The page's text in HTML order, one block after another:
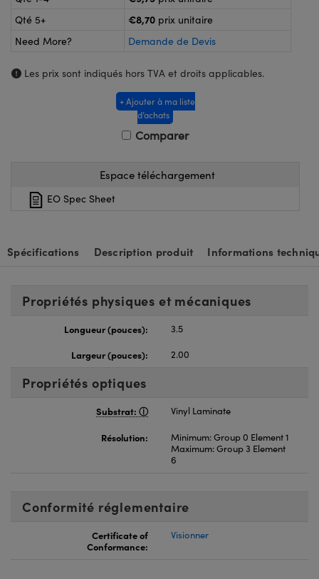
ou Coupleurs
de Poche ou à Mesure Directe
Optiques Lightpath
Labs™
Gratings™
Optiques de SCHOTT
Qté 5+
€8,70 prix unitaire
Need More?
Demande de Devis
Les prix sont indiqués hors TVA et droits applicables.
+ Ajouter à ma liste
d’achats
Comparer
Espace téléchargement
EO Spec Sheet
Spécifications Description produit Informations
Propriétés physiques et mécaniques
Longueur (pouces):
3.5
Largeur (pouces):
2.00
Propriétés optiques
Substrat: Vinyl Laminate
Résolution:
Minimum: Group 0 Element 1
Maximum: Group 3 Element
6
Conformité réglementaire
Certificate of
Conformance:
Visionner